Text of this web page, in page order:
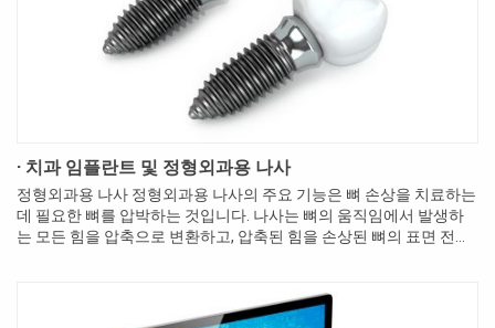
· 치과 임플란트 및 정형외과용 나사
정형외과용 나사 정형외과용 나사의 주요 기능은 뼈 손상을 치료하는
데 필요한 뼈를 압박하는 것입니다. 나사는 뼈의 움직임에서 발생하
는 모든 힘을 압축으로 변환하고, 압축된 힘을 손상된 뼈의 표면 전체